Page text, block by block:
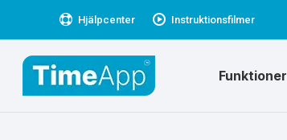
Hjälpcenter Instruktionsfilmer
Funktioner